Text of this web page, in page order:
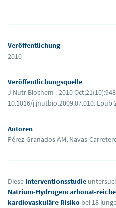
Veröffentlichung
2010
Veröffentlichungsquelle
J Nutr Biochem . 2010
10.1016/j.jnutbio.2009.07.010. Epub
Autoren
Pérez-Granados AM, Navas-
Diese Interventionsstudie
Natrium-Hydrogencarbonat-
kardiovaskuläre Risiko bei 18